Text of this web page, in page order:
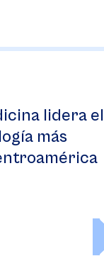
lidera el
más